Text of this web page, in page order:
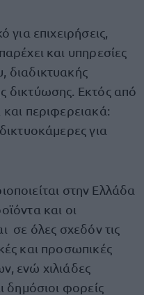
για επιχειρήσεις,
και υπηρεσίες
διαδικτυακής
δικτύωσης. Εκτός από
και περιφερειακά:
για
στην Ελλάδα
και οι
σε όλες σχεδόν τις
και προσωπικές
ενώ χιλιάδες
δημόσιοι φορείς